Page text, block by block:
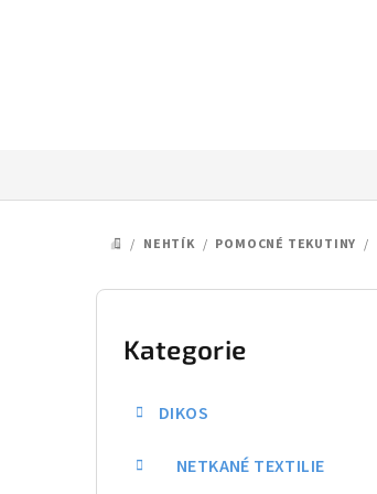
DOMŮ
/ NEHTÍK / POMOCNÉ TEKUTINY /
P
Přeskočit
kategorie
Kategorie
DIKOS
NETKANÉ TEXTILIE